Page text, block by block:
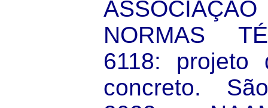
NORMAS
6118: projeto
concreto.